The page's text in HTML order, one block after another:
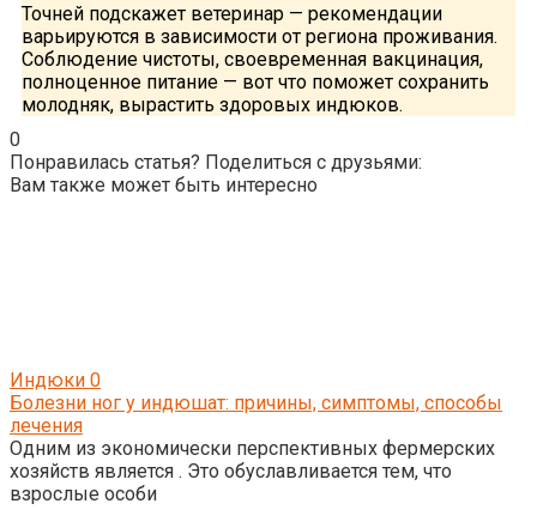
Точней подскажет ветеринар — рекомендации
варьируются в зависимости от региона проживания.
Соблюдение чистоты, своевременная вакцинация,
полноценное питание — вот что поможет сохранить
молодняк, вырастить здоровых индюков.
0
Понравилась статья? Поделиться с друзьями:
Вам также может быть интересно
Индюки 0
Болезни ног у индюшат: причины, симптомы, способы
лечения
Одним из экономически перспективных фермерских
хозяйств является . Это обуславливается тем, что
взрослые особи